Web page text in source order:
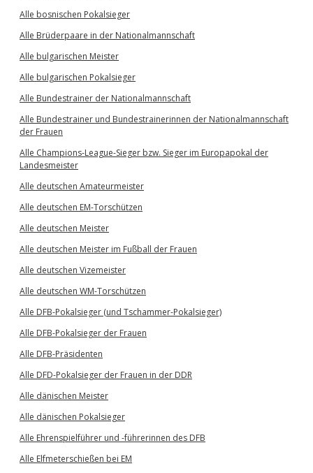
Alle bosnischen Pokalsieger
Alle Brüderpaare in der Nationalmannschaft
Alle bulgarischen Meister
Alle bulgarischen Pokalsieger
Alle Bundestrainer der Nationalmannschaft
Alle Bundestrainer und Bundestrainerinnen der Nationalmannschaft
der Frauen
Alle Champions-League-Sieger bzw. Sieger im Europapokal der
Landesmeister
Alle deutschen Amateurmeister
Alle deutschen EM-Torschützen
Alle deutschen Meister
Alle deutschen Meister im Fußball der Frauen
Alle deutschen Vizemeister
Alle deutschen WM-Torschützen
Alle DFB-Pokalsieger (und Tschammer-Pokalsieger)
Alle DFB-Pokalsieger der Frauen
Alle DFB-Präsidenten
Alle DFD-Pokalsieger der Frauen in der DDR
Alle dänischen Meister
Alle dänischen Pokalsieger
Alle Ehrenspielführer und -führerinnen des DFB
Alle Elfmeterschießen bei EM